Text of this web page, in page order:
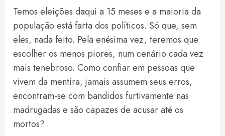
Temos eleições daqui a 15 meses e a maioria da
população está farta dos políticos. Só que, sem
eles, nada feito. Pela enésima vez, teremos que
escolher os menos piores, num cenário cada vez
mais tenebroso. Como confiar em pessoas que
vivem da mentira, jamais assumem seus erros,
encontram-se com bandidos furtivamente nas
madrugadas e são capazes de acusar até os
mortos?